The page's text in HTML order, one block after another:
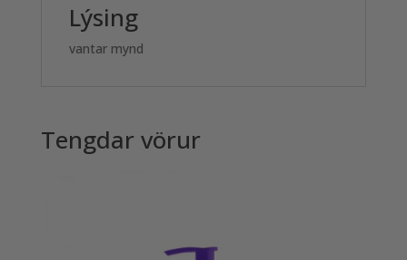
Lýsing
vantar mynd
Tengdar vörur